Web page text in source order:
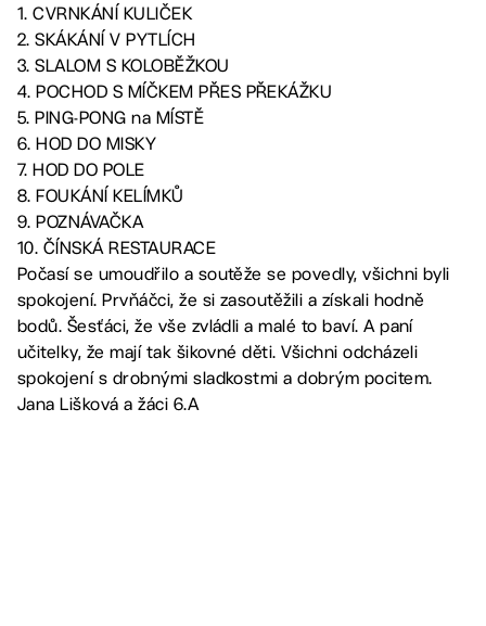
1. CVRNKÁNÍ KULIČEK
2. SKÁKÁNÍ V PYTLÍCH
3. SLALOM S KOLOBĚŽKOU
4. POCHOD S MÍČKEM PŘES PŘEKÁŽKU
5. PING-PONG na MÍSTĚ
6. HOD DO MISKY
7. HOD DO POLE
8. FOUKÁNÍ KELÍMKŮ
9. POZNÁVAČKA
10. ČÍNSKÁ RESTAURACE
Počasí se umoudřilo a soutěže se povedly, všichni byli
spokojení. Prvňáčci, že si zasoutěžili a získali hodně
bodů. Šesťáci, že vše zvládli a malé to baví. A paní
učitelky, že mají tak šikovné děti. Všichni odcházeli
spokojení s drobnými sladkostmi a dobrým pocitem.
Jana Lišková a žáci 6.A